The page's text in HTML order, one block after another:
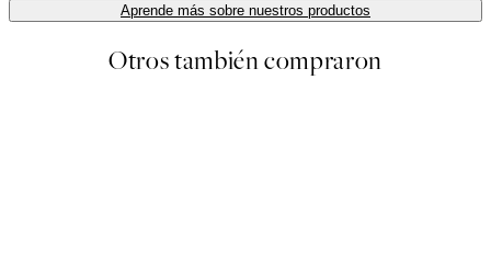
Aprende más sobre nuestros productos
Otros también compraron